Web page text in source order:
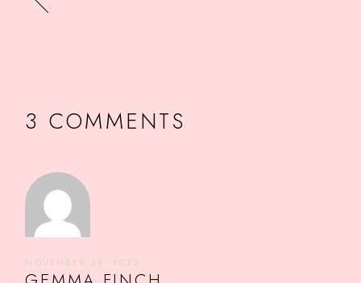
3 COMMENTS
NOVEMBER 29, 2023